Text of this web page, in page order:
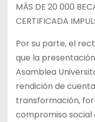
MÁS DE 20 000
CERTIFICADA
Por su parte, el
que la
Asamblea
rendición de
transformación,
compromiso social